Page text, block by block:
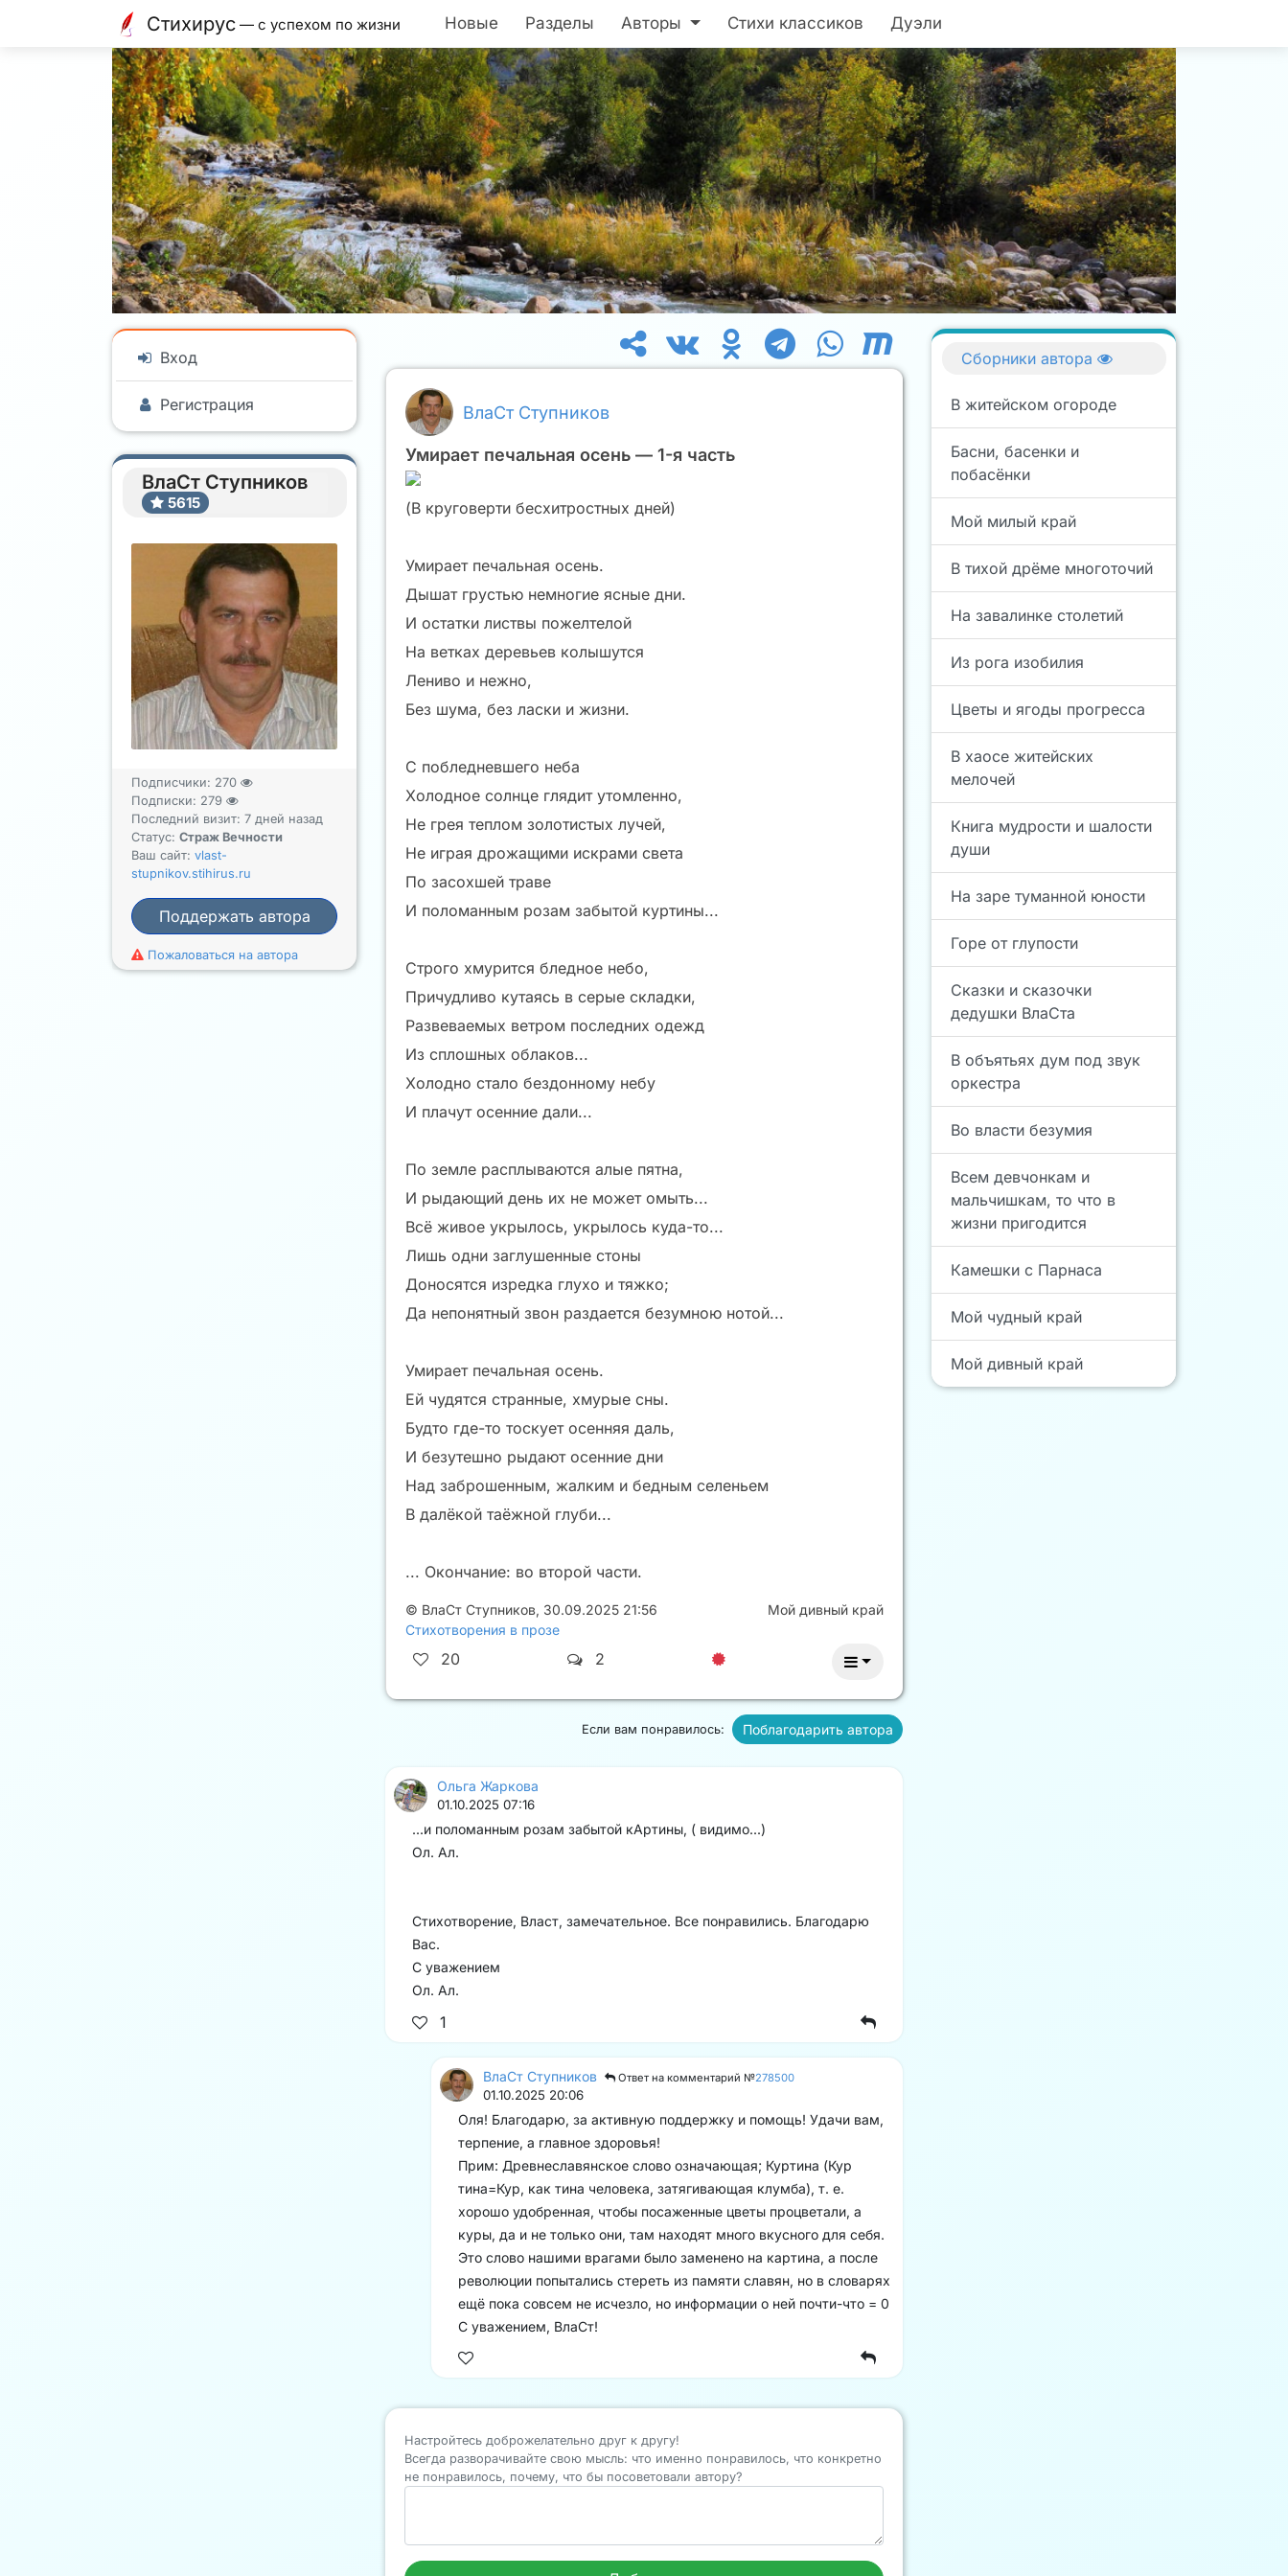
Стихирус — с успехом по жизни Новые Разделы Авторы Стихи классиков Дуэли
Вход
Регистрация
ВлаСт Ступников
5615
Подписчики: 270
Подписки: 279
Последний визит: 7 дней назад
Статус: Страж Вечности
Ваш сайт: vlast-
stupnikov.stihirus.ru
Поддержать автора
Пожаловаться на автора
ВлаСт Ступников
Умирает печальная осень — 1-я часть
(В круговерти бесхитростных дней)
Умирает печальная осень.
Дышат грустью немногие ясные дни.
И остатки листвы пожелтелой
На ветках деревьев колышутся
Лениво и нежно,
Без шума, без ласки и жизни.
С побледневшего неба
Холодное солнце глядит утомленно,
Не грея теплом золотистых лучей,
Не играя дрожащими искрами света
По засохшей траве
И поломанным розам забытой куртины...
Строго хмурится бледное небо,
Причудливо кутаясь в серые складки,
Развеваемых ветром последних одежд
Из сплошных облаков...
Холодно стало бездонному небу
И плачут осенние дали...
По земле расплываются алые пятна,
И рыдающий день их не может омыть...
Всё живое укрылось, укрылось куда-то...
Лишь одни заглушенные стоны
Доносятся изредка глухо и тяжко;
Да непонятный звон раздается безумною нотой...
Умирает печальная осень.
Ей чудятся странные, хмурые сны.
Будто где-то тоскует осенняя даль,
И безутешно рыдают осенние дни
Над заброшенным, жалким и бедным селеньем
В далёкой таёжной глуби...
... Окончание: во второй части.
© ВлаСт Ступников, 30.09.2025 21:56
Стихотворения в прозе
Мой дивный край
20 2
Если вам понравилось: Поблагодарить автора
Ольга Жаркова
01.10.2025 07:16
...и поломанным розам забытой кАртины, ( видимо...)
Ол. Ал.
Стихотворение, Власт, замечательное. Все понравились. Благодарю
Вас.
С уважением
Ол. Ал.
1
ВлаСт Ступников Ответ на комментарий №278500
01.10.2025 20:06
Оля! Благодарю, за активную поддержку и помощь! Удачи вам,
терпение, а главное здоровья!
Прим: Древнеславянское слово означающая; Куртина (Кур
тина=Кур, как тина человека, затягивающая клумба), т. е.
хорошо удобренная, чтобы посаженные цветы процветали, а
куры, да и не только они, там находят много вкусного для себя.
Это слово нашими врагами было заменено на картина, а после
революции попытались стереть из памяти славян, но в словарях
ещё пока совсем не исчезло, но информации о ней почти-что = 0
С уважением, ВлаСт!
Настройтесь доброжелательно друг к другу!
Всегда разворачивайте свою мысль: что именно понравилось, что конкретно
не понравилось, почему, что бы посоветовали автору?
Сборники автора
В житейском огороде
Басни, басенки и
побасёнки
Мой милый край
В тихой дрёме многоточий
На завалинке столетий
Из рога изобилия
Цветы и ягоды прогресса
В хаосе житейских
мелочей
Книга мудрости и шалости
души
На заре туманной юности
Горе от глупости
Сказки и сказочки
дедушки ВлаСта
В объятьях дум под звук
оркестра
Во власти безумия
Всем девчонкам и
мальчишкам, то что в
жизни пригодится
Камешки с Парнаса
Мой чудный край
Мой дивный край